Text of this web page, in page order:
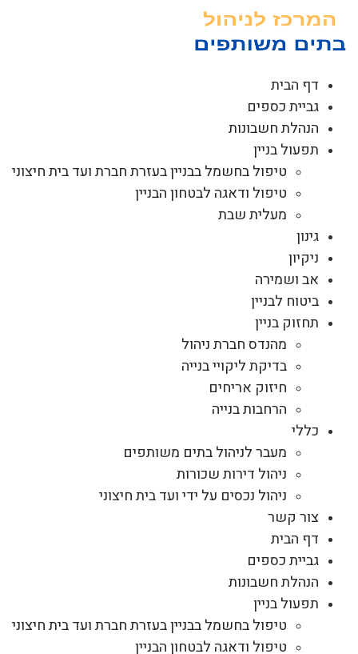
דף הבית
גביית כספים
הנהלת חשבונות
תפעול בניין
טיפול בחשמל בבניין בעזרת חברת ועד בית חיצוני
טיפול ודאגה לבטחון הבניין
מעלית שבת
גינון
ניקיון
אב ושמירה
ביטוח לבניין
תחזוק בניין
מהנדס חברת ניהול
בדיקת ליקויי בנייה
חיזוק אריחים
הרחבות בנייה
כללי
מעבר לניהול בתים משותפים
ניהול דירות שכורות
ניהול נכסים על ידי ועד בית חיצוני
צור קשר
דף הבית
גביית כספים
הנהלת חשבונות
תפעול בניין
טיפול בחשמל בבניין בעזרת חברת ועד בית חיצוני
טיפול ודאגה לבטחון הבניין